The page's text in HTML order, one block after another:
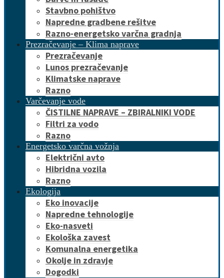
Stavbno pohištvo
Napredne gradbene rešitve
Razno-energetsko varčna gradnja
Prezračevanje – Klima naprave
Prezračevanje
Lunos prezračevanje
Klimatske naprave
Razno
Varčevanje vode
ČISTILNE NAPRAVE – ZBIRALNIKI VODE
Filtri za vodo
Razno
Energetsko varčna vožnja
Električni avto
Hibridna vozila
Razno
Ekologija
Eko inovacije
Napredne tehnologije
Eko-nasveti
Ekološka zavest
Komunalna energetika
Okolje in zdravje
Dogodki